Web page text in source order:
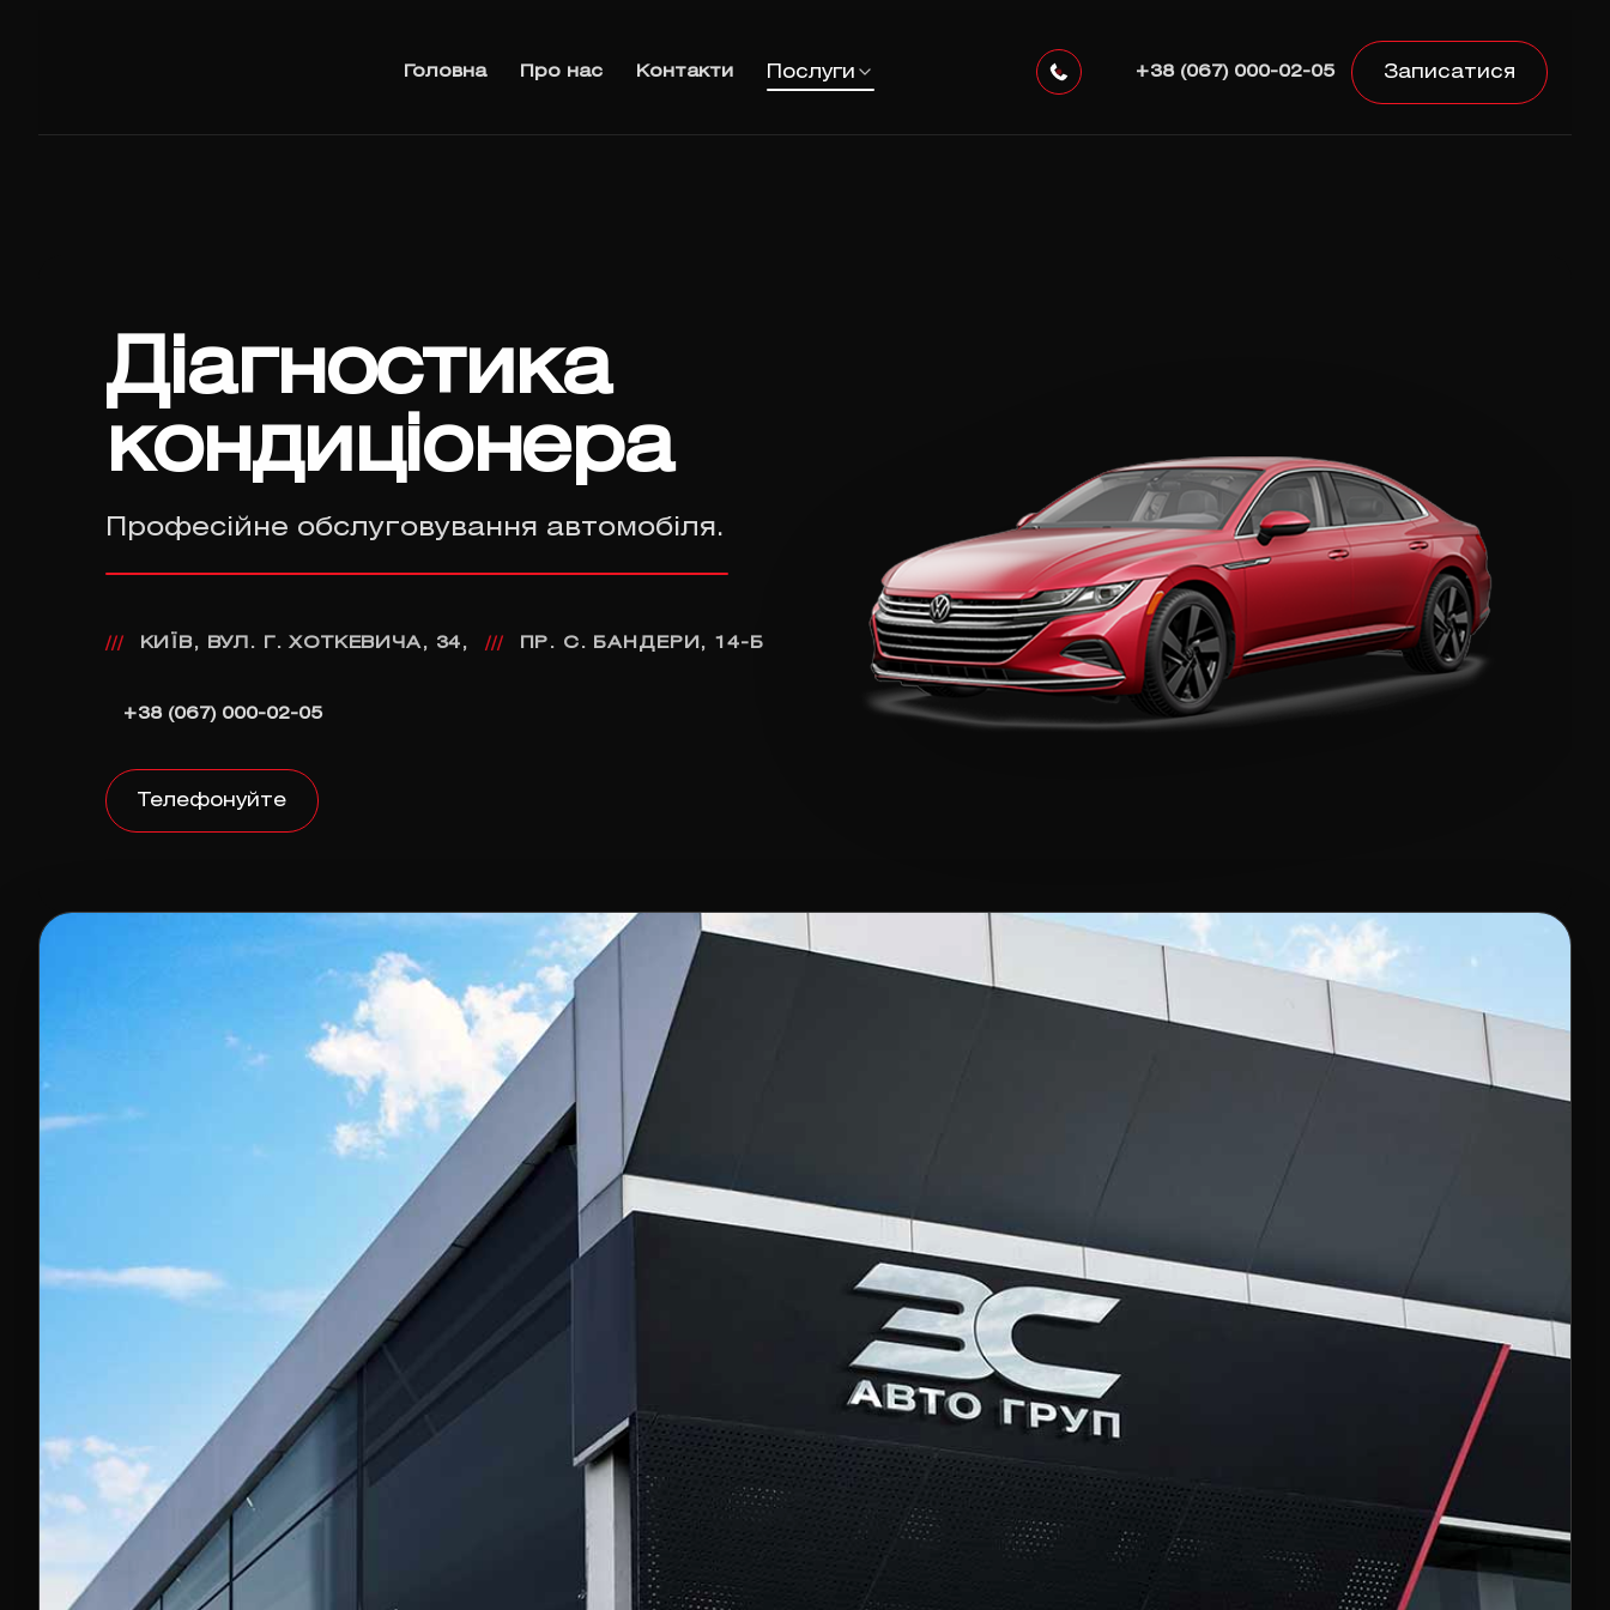
Головна Про нас Контакти Послуги +38 (067) 000-02-05 Записатися
Діагностика
кондиціонера
Професійне обслуговування автомобіля.
/// КИЇВ, ВУЛ. Г. ХОТКЕВИЧА, 34, /// ПР. С. БАНДЕРИ, 14-Б
+38 (067) 000-02-05
Телефонуйте